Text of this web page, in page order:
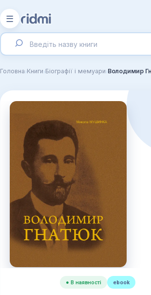
☰
Головна›Книги›Біографії і мемуари›
● В наявності ebook